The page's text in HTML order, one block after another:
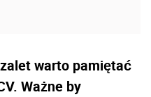
warto pamiętać
Ważne by